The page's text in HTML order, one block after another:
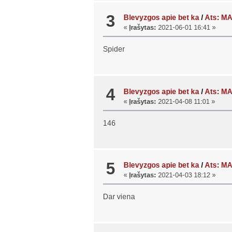
3 Blevyzgos apie bet ka /Ats:
«Įrašytas: 2021-06-01 16:41 »
Spider
4 Blevyzgos apie bet ka /Ats:
«Įrašytas: 2021-04-08 11:01 »
146
5 Blevyzgos apie bet ka /Ats:
«Įrašytas: 2021-04-03 18:12 »
Dar viena